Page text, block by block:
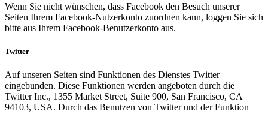
Wenn Sie nicht wünschen, dass Facebook den Besuch unserer
Seiten Ihrem Facebook-Nutzerkonto zuordnen kann, loggen Sie sich
bitte aus Ihrem Facebook-Benutzerkonto aus.
Twitter
Auf unseren Seiten sind Funktionen des Dienstes Twitter
eingebunden. Diese Funktionen werden angeboten durch die
Twitter Inc., 1355 Market Street, Suite 900, San Francisco, CA
94103, USA. Durch das Benutzen von Twitter und der Funktion